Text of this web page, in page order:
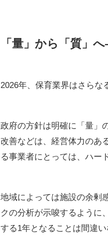
の引き上げ、特に人件費周
り、依然として4割超が苦
け、定員を縮小せざるを得
営難から不正受給に手を染
いう。